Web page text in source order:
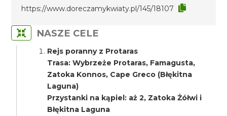
https://www.doreczamykwiaty.pl/145/18107
NASZE CELE
Rejs poranny z Protaras
Trasa: Wybrzeże Protaras, Famagusta,
Zatoka Konnos, Cape Greco (Błękitna
Laguna)
Przystanki na kąpiel: aż 2, Zatoka Żółwi i
Błękitna Laguna